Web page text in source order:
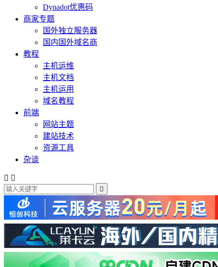
Dynadot优惠码
商家专题
国外独立服务器
国内国外域名商
教程
主机运维
主机文档
主机运用
域名教程
前端
网站主题
建站技术
资源工具
杂谈
 
